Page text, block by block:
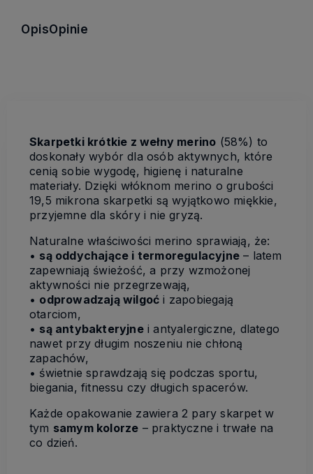
OpisOpinie
Skarpetki krótkie z wełny merino (58%) to
doskonały wybór dla osób aktywnych, które
cenią sobie wygodę, higienę i naturalne
materiały. Dzięki włóknom merino o grubości
19,5 mikrona skarpetki są wyjątkowo miękkie,
przyjemne dla skóry i nie gryzą.
Naturalne właściwości merino sprawiają, że:
• są oddychające i termoregulacyjne – latem
zapewniają świeżość, a przy wzmożonej
aktywności nie przegrzewają,
• odprowadzają wilgoć i zapobiegają
otarciom,
• są antybakteryjnei antyalergiczne, dlatego
nawet przy długim noszeniu nie chłoną
zapachów,
• świetnie sprawdzają się podczas sportu,
biegania, fitnessu czy długich spacerów.
Każde opakowanie zawiera 2 pary skarpet w
tym samym kolorze – praktyczne i trwałe na
co dzień.